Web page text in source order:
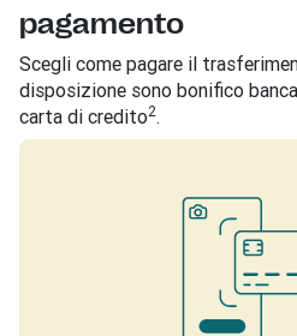
pagamento
Scegli come pagare il
disposizione sono bonifico
carta di credito2.